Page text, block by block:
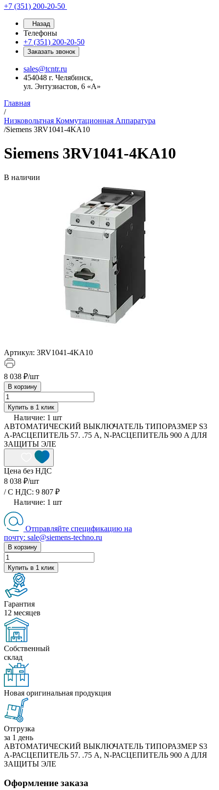
+7 (351) 200-20-50
Назад
Телефоны
+7 (351) 200-20-50
Заказать звонок
sales@tcntr.ru
454048 г. Челябинск,
ул. Энтузиастов, 6 «А»
Главная
/
Низковольтная Коммутационная Аппаратура
/Siemens 3RV1041-4KA10
Siemens 3RV1041-4KA10
В наличии
Артикул: 3RV1041-4KA10
8 038 ₽/шт
В корзину
Купить в 1 клик
Наличие: 1 шт
АВТОМАТИЧЕСКИЙ ВЫКЛЮЧАТЕЛЬ ТИПОРАЗМЕР S3
A-РАСЦЕПИТЕЛЬ 57. .75 A, N-РАСЦЕПИТЕЛЬ 900 A ДЛЯ
ЗАЩИТЫ ЭЛЕ
Цена без НДС
8 038 ₽/шт
/ C НДС: 9 807 ₽
Наличие: 1 шт
Отправляйте спецификацию на
почту: sale@siemens-techno.ru
В корзину
Купить в 1 клик
Гарантия
12 месяцев
Собственный
склад
Новая оригинальная продукция
Отгрузка
за 1 день
АВТОМАТИЧЕСКИЙ ВЫКЛЮЧАТЕЛЬ ТИПОРАЗМЕР S3
A-РАСЦЕПИТЕЛЬ 57. .75 A, N-РАСЦЕПИТЕЛЬ 900 A ДЛЯ
ЗАЩИТЫ ЭЛЕ
Оформление заказа